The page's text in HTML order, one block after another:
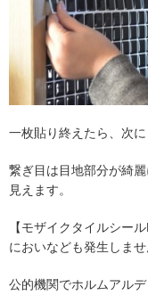
一枚貼り終えたら、次
繋ぎ目は目地部分が綺
見えます。
【モザイクタイルシー
においなども発生しませ
公的機関でホルムアル